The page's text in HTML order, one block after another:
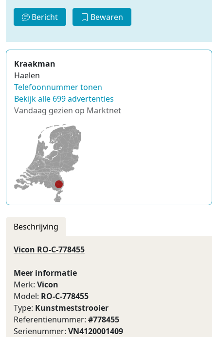
Bericht Bewaren
Kraakman
Haelen
Telefoonnummer tonen
Bekijk alle 699 advertenties
Vandaag gezien op Marktnet
Beschrijving
Vicon RO-C-778455
Meer informatie
Merk: Vicon
Model: RO-C-778455
Type: Kunstmeststrooier
Referentienummer: #778455
Serienummer: VN4120001409